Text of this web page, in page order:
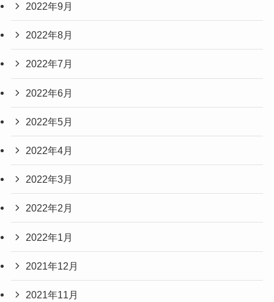
2022年9月
2022年8月
2022年7月
2022年6月
2022年5月
2022年4月
2022年3月
2022年2月
2022年1月
2021年12月
2021年11月